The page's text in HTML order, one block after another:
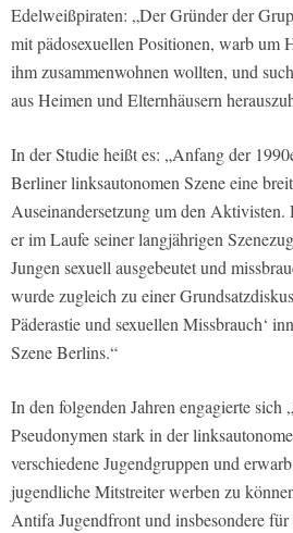
Edelweißpiraten: „Der Gründer der
mit pädosexuellen Positionen, warb um
ihm zusammenwohnen wollten, und
aus Heimen und Elternhäusern
In der Studie heißt es: „Anfang der
Berliner linksautonomen Szene eine
Auseinandersetzung um den Aktivisten.
er im Laufe seiner langjährigen
Jungen sexuell ausgebeutet und
wurde zugleich zu einer
Päderastie und sexuellen Missbrauch‘
Szene Berlins.“
In den folgenden Jahren engagierte sich
Pseudonymen stark in der
verschiedene Jugendgruppen und
jugendliche Mitstreiter werben zu
Antifa Jugendfront und insbesondere